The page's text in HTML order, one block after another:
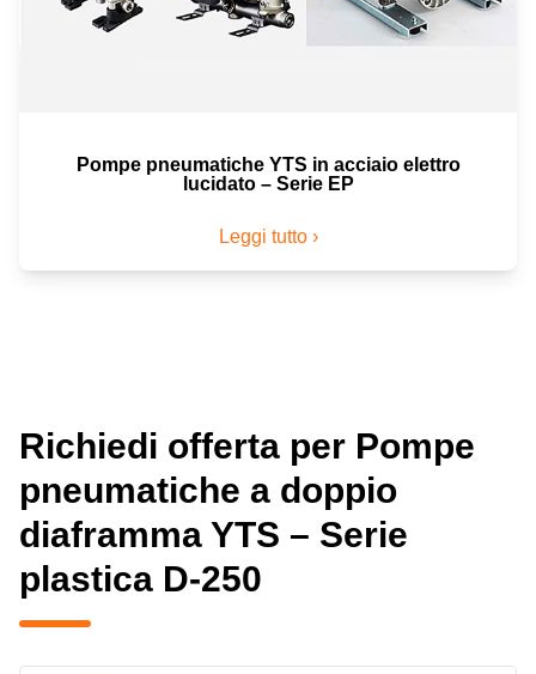
Pompe pneumatiche YTS in acciaio elettro
lucidato – Serie EP
Leggi tutto ›
Richiedi offerta per Pompe
pneumatiche a doppio
diaframma YTS – Serie
plastica D-250